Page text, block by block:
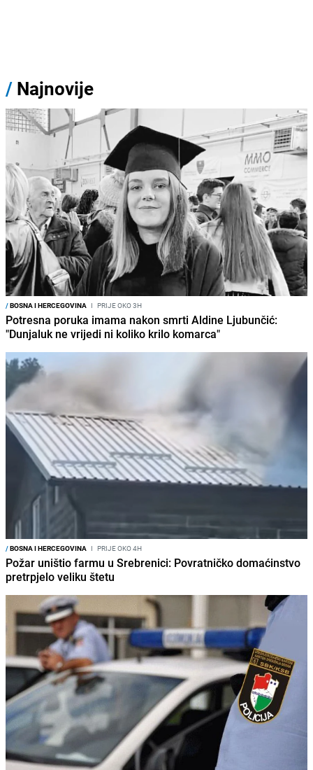
/ Najnovije
/BOSNA I HERCEGOVINA I PRIJE OKO 3H
Potresna poruka imama nakon smrti Aldine Ljubunčić:
"Dunjaluk ne vrijedi ni koliko krilo komarca"
/BOSNA I HERCEGOVINA I PRIJE OKO 4H
Požar uništio farmu u Srebrenici: Povratničko domaćinstvo
pretrpjelo veliku štetu